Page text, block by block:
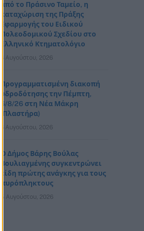
από το Πράσινο Ταμείο, η
καταχώριση της Πράξης
Εφαρμογής του Ειδικού
Πολεοδομικού Σχεδίου στο
Ελληνικό Κτηματολόγιο
6 Αυγούστου, 2026
Προγραμματισμένη διακοπή
υδροδότησης την Πέμπτη,
6/8/26 στη Νέα Μάκρη
(Πλαστήρα)
6 Αυγούστου, 2026
Ο Δήμος Βάρης Βούλας
Βουλιαγμένης συγκεντρώνει
είδη πρώτης ανάγκης για τους
πυρόπληκτους
5 Αυγούστου, 2026